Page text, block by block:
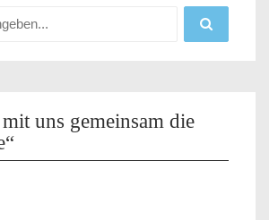
uns gemeinsam die